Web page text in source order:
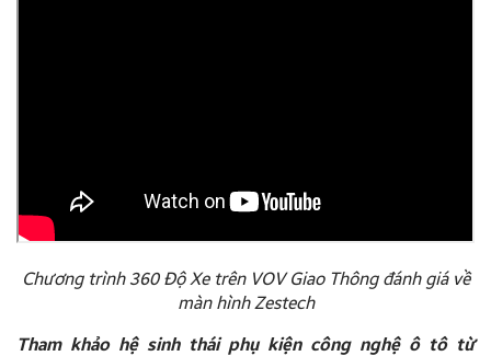
Chương trình 360 Độ Xe trên VOV Giao Thông đánh giá về
màn hình Zestech
Tham khảo hệ sinh thái phụ kiện công nghệ ô tô từ